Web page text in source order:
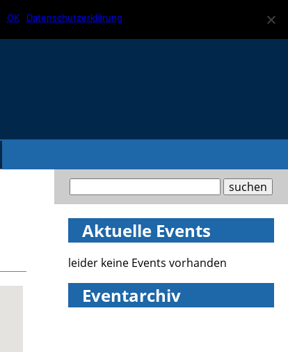
Aktuelle Events
leider keine Events vorhanden
Eventarchiv
OK Datenschutzerklärung